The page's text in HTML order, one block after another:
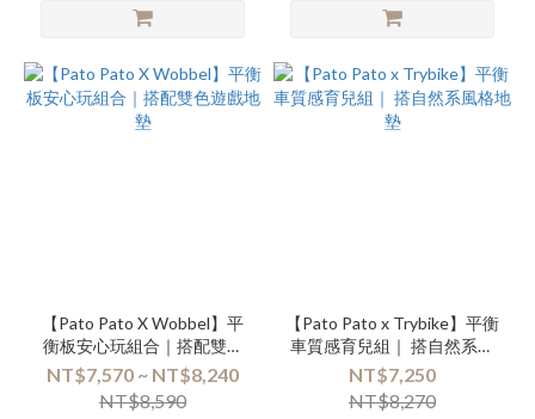
【Pato Pato X Wobbel】平
衡板安心玩組合｜搭配雙色
遊戲地墊
NT$7,570 ~ NT$8,240
NT$8,590
【Pato Pato x Trybike】平衡
車質感育兒組｜ 搭自然系風
格地墊
NT$7,250
NT$8,270